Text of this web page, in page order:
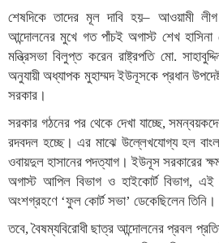
শেষদিকে তাদের মূল দাবি হয়– আওয়ামী
আন্দোলনের মুখে গত পাঁচই অগাস্ট শেখ
মন্ত্রিসভা বিলুপ্ত করেন রাষ্ট্রপতি মো.
অনুযায়ী অধ্যাপক মুহাম্মদ ইউনূসকে প্রধান
সরকার।
সরকার গঠনের পর থেকে দেখা যাচ্ছে,
রদবদল হচ্ছে। এর মাঝে উল্লেখযোগ্য হল
ওবায়দুল হাসানের পদত্যাগ। ইউনূস সরকারের
অগাস্ট আপিল বিভাগ ও হাইকোর্ট বিভাগ,
অংশগ্রহণে ‘ফুল কোর্ট সভা’ ডেকেছিলেন তিনি।
তবে, বৈষম্যবিরোধী ছাত্র আন্দোলনের প্রবল